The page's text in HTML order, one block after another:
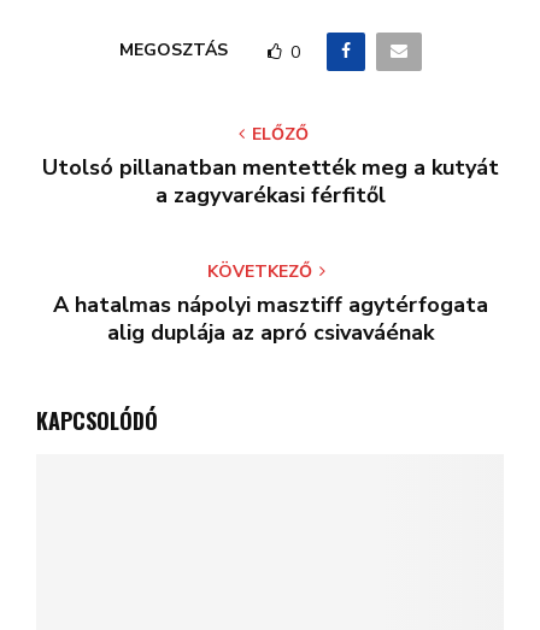
MEGOSZTÁS 0
ELŐZŐ
Utolsó pillanatban mentették meg a kutyát
a zagyvarékasi férfitől
KÖVETKEZŐ
A hatalmas nápolyi masztiff agytérfogata
alig duplája az apró csivaváénak
KAPCSOLÓDÓ